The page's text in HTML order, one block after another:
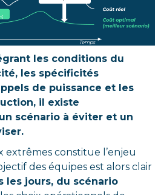
les conditions du
les spécificités
de puissance et les
il existe
scénario à éviter et un
extrêmes constitue l’enjeu
des équipes est alors clair
les jours, du scénario